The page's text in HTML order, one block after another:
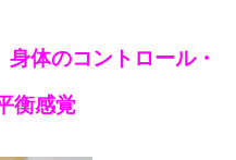
身体のコントロール・
衡感覚